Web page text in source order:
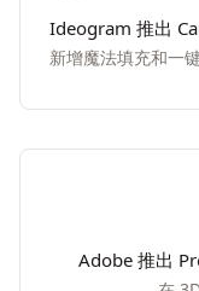
Ideogram 推出
新增魔法填充和一
Adobe 推出